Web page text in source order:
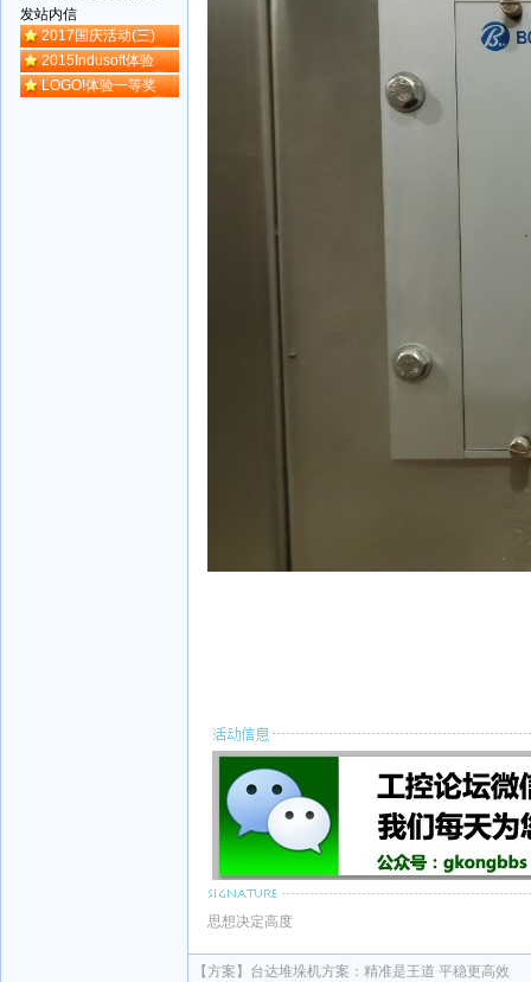
发站内信
2017国庆活动(三)
2015Indusoft体验
LOGO!体验一等奖
思想决定高度
【方案】 台达堆垛机方案：精准是王道 平稳更高效